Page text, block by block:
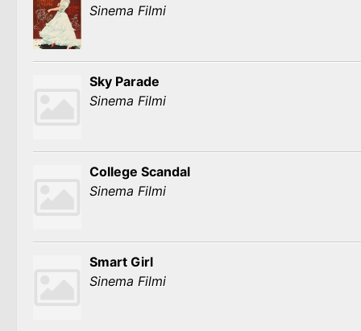
Sinema Filmi
Sky Parade
Sinema Filmi
College Scandal
Sinema Filmi
Smart Girl
Sinema Filmi